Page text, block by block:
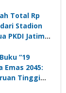
Total Rp
Stadion
PKDI Jatim:
Memajukan
“19
Emas 2045:
Tinggi